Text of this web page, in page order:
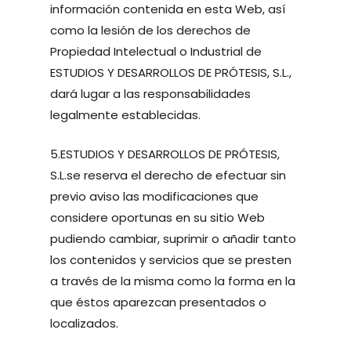
información contenida en esta Web, así
como la lesión de los derechos de
Propiedad Intelectual o Industrial de
ESTUDIOS Y DESARROLLOS DE PRÓTESIS, S.L.,
dará lugar a las responsabilidades
legalmente establecidas.
5.ESTUDIOS Y DESARROLLOS DE PRÓTESIS,
S.L.se reserva el derecho de efectuar sin
previo aviso las modificaciones que
considere oportunas en su sitio Web
pudiendo cambiar, suprimir o añadir tanto
los contenidos y servicios que se presten
a través de la misma como la forma en la
que éstos aparezcan presentados o
localizados.